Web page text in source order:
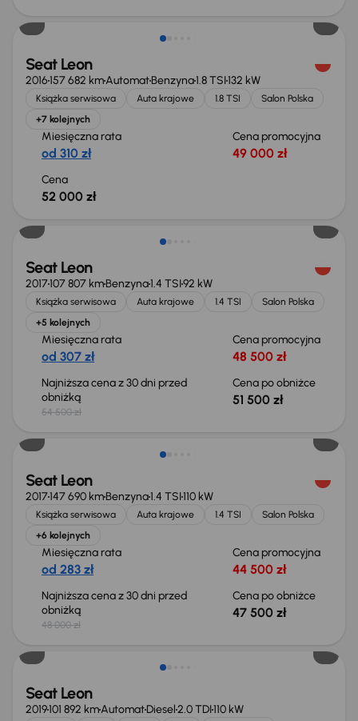
Seat Leon
2016157 682 kmAutomatBenzyna1.8 TSI132 kW
Książka serwisowa Auta krajowe 1.8 TSI
Salon Polska
+7 kolejnych
Miesięczna rata
od 310 zł
Cena promocyjna
49 000 zł
Cena
52 000 zł
Taniej o 3 000 zł
Seat Leon
2017107 807 kmBenzyna1.4 TSI92 kW
Książka serwisowa Auta krajowe 1.4 TSI
Salon Polska
+5 kolejnych
Miesięczna rata
od 307 zł
Cena promocyjna
48 500 zł
Najniższa cena z 30 dni przed
obniżką
54 500 zł
Cena po obniżce
51 500 zł
Taniej o 500 zł
Seat Leon
2017147 690 kmBenzyna1.4 TSI110 kW
Książka serwisowa Auta krajowe 1.4 TSI
Salon Polska
+6 kolejnych
Miesięczna rata
od 283 zł
Cena promocyjna
44 500 zł
Najniższa cena z 30 dni przed
obniżką
48 000 zł
Cena po obniżce
47 500 zł
Taniej o 1 000 zł
Seat Leon
2019101 892 kmAutomatDiesel2.0 TDI110 kW